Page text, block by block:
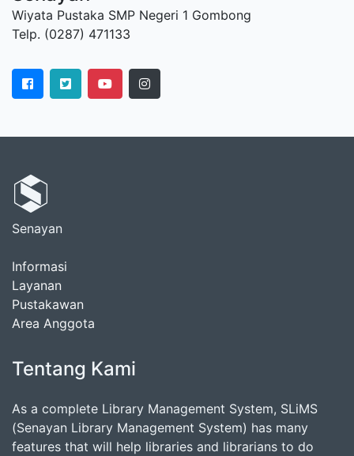
Wiyata Pustaka SMP Negeri 1 Gombong
Telp. (0287) 471133
Senayan
Informasi
Layanan
Pustakawan
Area Anggota
Tentang Kami
As a complete Library Management System, SLiMS
(Senayan Library Management System) has many
features that will help libraries and librarians to do